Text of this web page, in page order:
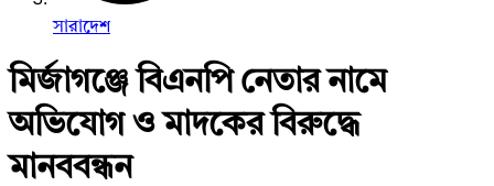
সারাদেশ
মির্জাগঞ্জে বিএনপি নেতার নামে
অভিযোগ ও মাদকের বিরুদ্ধে
মানববন্ধন